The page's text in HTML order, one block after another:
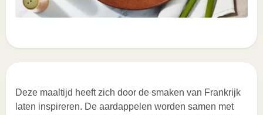
Deze maaltijd heeft zich door de smaken van Frankrijk
laten inspireren. De aardappelen worden samen met